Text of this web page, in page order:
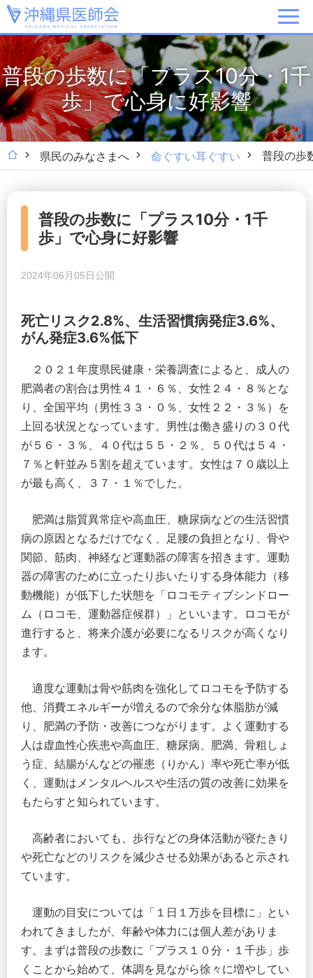
普段の歩数に「プラス10分・1千
歩」で心身に好影響
県民のみなさまへ 命ぐすい耳ぐすい 普段の歩
普段の歩数に「プラス10分・1千
歩」で心身に好影響
2024年06月05日公開
死亡リスク2.8%、生活習慣病発症3.6%、
がん発症3.6%低下
２０２１年度県民健康・栄養調査によると、成人の
肥満者の割合は男性４１・６％、女性２４・８％とな
り、全国平均（男性３３・０％、女性２２・３％）を
上回る状況となっています。男性は働き盛りの３０代
が５６・３％、４０代は５５・２％、５０代は５４・
７％と軒並み５割を超えています。女性は７０歳以上
が最も高く、３７・１％でした。
肥満は脂質異常症や高血圧、糖尿病などの生活習慣
病の原因となるだけでなく、足腰の負担となり、骨や
関節、筋肉、神経など運動器の障害を招きます。運動
器の障害のために立ったり歩いたりする身体能力（移
動機能）が低下した状態を「ロコモティブシンドロー
ム（ロコモ、運動器症候群）」といいます。ロコモが
進行すると、将来介護が必要になるリスクが高くなり
ます。
適度な運動は骨や筋肉を強化してロコモを予防する
他、消費エネルギーが増えるので余分な体脂肪が減
り、肥満の予防・改善につながります。よく運動する
人は虚血性心疾患や高血圧、糖尿病、肥満、骨粗しょ
う症、結腸がんなどの罹患（りかん）率や死亡率が低
く、運動はメンタルヘルスや生活の質の改善に効果を
もたらすと知られています。
高齢者においても、歩行などの身体活動が寝たきり
や死亡などのリスクを減少させる効果があると示され
ています。
運動の目安については「１日１万歩を目標に」とい
われてきましたが、年齢や体力には個人差がありま
す。まずは普段の歩数に「プラス１０分・１千歩」歩
くことから始めて、体調を見ながら徐々に増やしてい